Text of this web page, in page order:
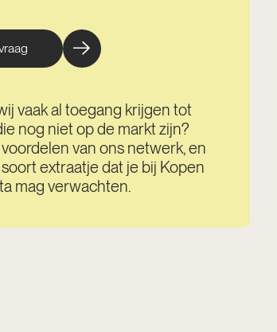
vaak al toegang krijgen tot
nog niet op de markt zijn?
van ons netwerk, en
extraatje dat je bij Kopen
mag verwachten.